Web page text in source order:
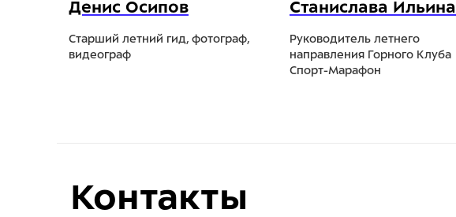
Денис Осипов
Старший летний гид, фотограф,
видеограф
Станислава Ильина
Руководитель летнего
направления Горного Клуба
Спорт-Марафон
Контакты